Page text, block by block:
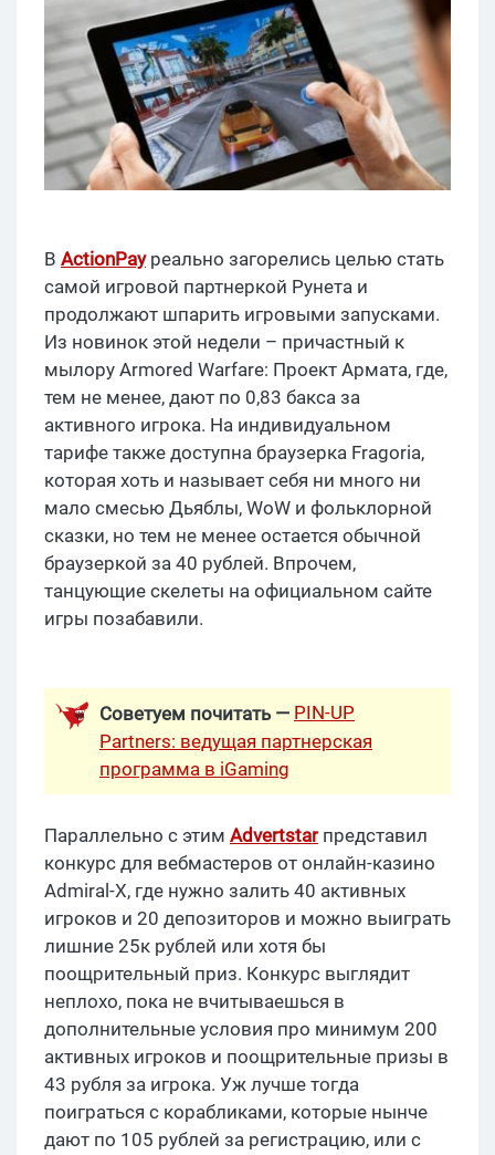
В ActionPayреально загорелись целью стать
самой игровой партнеркой Рунета и
продолжают шпарить игровыми запусками.
Из новинок этой недели – причастный к
мылору Armored Warfare: Проект Армата, где,
тем не менее, дают по 0,83 бакса за
активного игрока. На индивидуальном
тарифе также доступна браузерка Fragoria,
которая хоть и называет себя ни много ни
мало смесью Дьяблы, WoW и фольклорной
сказки, но тем не менее остается обычной
браузеркой за 40 рублей. Впрочем,
танцующие скелеты на официальном сайте
игры позабавили.
Советуем почитать — PIN-UP
Partners: ведущая партнерская
программа в iGaming
Параллельно с этим Advertstarпредставил
конкурс для вебмастеров от онлайн-казино
Admiral-X, где нужно залить 40 активных
игроков и 20 депозиторов и можно выиграть
лишние 25к рублей или хотя бы
поощрительный приз. Конкурс выглядит
неплохо, пока не вчитываешься в
дополнительные условия про минимум 200
активных игроков и поощрительные призы в
43 рубля за игрока. Уж лучше тогда
поиграться с корабликами, которые нынче
дают по 105 рублей за регистрацию, или с